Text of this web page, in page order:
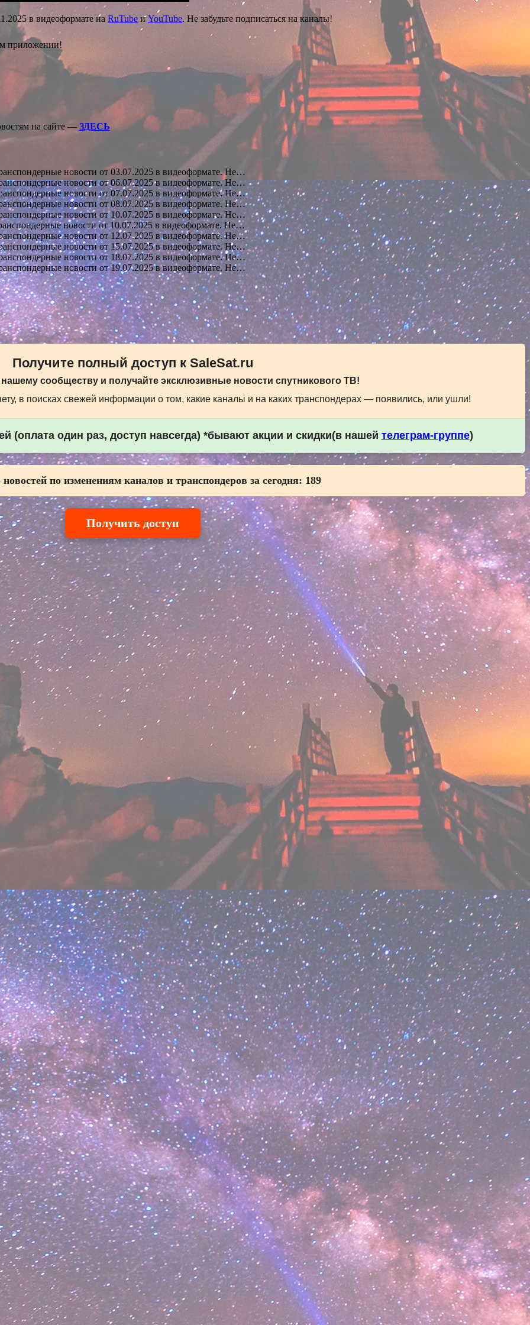
в видеоформате на RuTubeиYouTube. Не забудьте подписаться на каналы!
приложении!
на сайте — ЗДЕСЬ
новости от 03.07.2025 в видеоформате. Не…
новости от 06.07.2025 в видеоформате. Не…
новости от 07.07.2025 в видеоформате. Не…
новости от 08.07.2025 в видеоформате. Не…
новости от 10.07.2025 в видеоформате. Не…
новости от 10.07.2025 в видеоформате. Не…
новости от 12.07.2025 в видеоформате. Не…
новости от 15.07.2025 в видеоформате. Не…
новости от 18.07.2025 в видеоформате. Не…
новости от 19.07.2025 в видеоформате. Не…
Получите полный доступ к SaleSat.ru
сообществу и получайте эксклюзивные новости спутникового ТВ!
в поисках свежей информации о том, какие каналы и на каких транспондерах — появились, или ушли!
(оплата один раз, доступ навсегда) *бывают акции и скидки(в нашей телеграм-группе)
по изменениям каналов и транспондеров за сегодня: 189
Получить доступ